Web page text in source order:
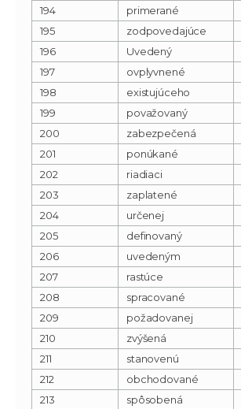
194 primerané
195
zodpovedajúce
196
Uvedený
197
ovplyvnené
198
existujúceho
199
považovaný
200
zabezpečená
201
ponúkané
202
riadiaci
203
zaplatené
204
určenej
205
definovaný
206
uvedeným
207
rastúce
208
spracované
209
požadovanej
210
zvýšená
211
stanovenú
212
obchodované
213
spôsobená